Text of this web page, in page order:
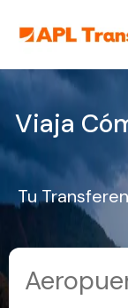
Viaja
Tu